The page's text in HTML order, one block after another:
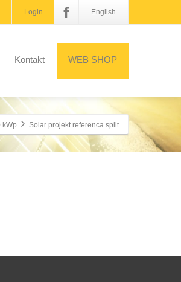
Login English
Kontakt WEB SHOP
kWp Solar projekt referenca split